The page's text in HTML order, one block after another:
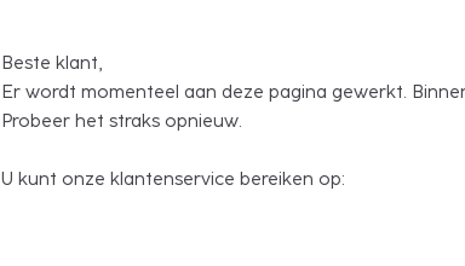
Beste klant,
Er wordt momenteel aan deze pagina gewerkt.
Probeer het straks opnieuw.
U kunt onze klantenservice bereiken op: